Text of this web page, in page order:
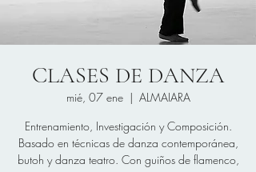
CLASES DE DANZA
mié, 07 ene
  |
ALMAIARA
Entrenamiento, Investigación y Composición.
Basado en técnicas de danza contemporánea,
butoh y danza teatro. Con guiños de flamenco,